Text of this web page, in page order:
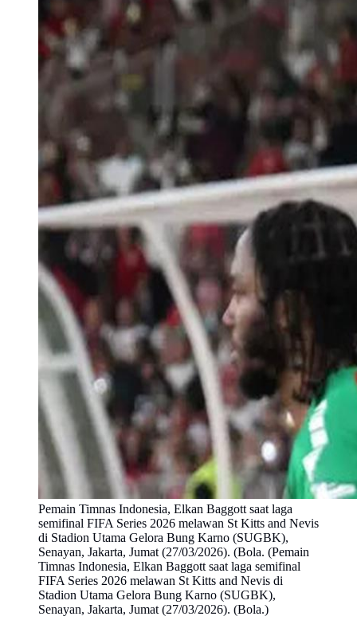
Pemain Timnas Indonesia, Elkan Baggott saat laga
semifinal FIFA Series 2026 melawan St Kitts and Nevis
di Stadion Utama Gelora Bung Karno (SUGBK),
Senayan, Jakarta, Jumat (27/03/2026). (Bola. (Pemain
Timnas Indonesia, Elkan Baggott saat laga semifinal
FIFA Series 2026 melawan St Kitts and Nevis di
Stadion Utama Gelora Bung Karno (SUGBK),
Senayan, Jakarta, Jumat (27/03/2026). (Bola.)